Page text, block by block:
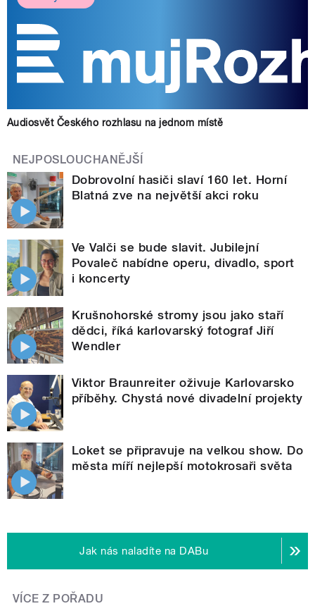
Audiosvět Českého rozhlasu na jednom místě
NEJPOSLOUCHANĚJŠÍ
Dobrovolní hasiči slaví 160 let. Horní
Blatná zve na největší akci roku
Ve Valči se bude slavit. Jubilejní
Povaleč nabídne operu, divadlo, sport
i koncerty
Krušnohorské stromy jsou jako staří
dědci, říká karlovarský fotograf Jiří
Wendler
Viktor Braunreiter oživuje Karlovarsko
příběhy. Chystá nové divadelní projekty
Loket se připravuje na velkou show. Do
města míří nejlepší motokrosaři světa
Jak nás naladíte na DABu
VÍCE Z POŘADU